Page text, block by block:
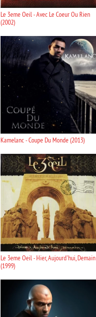
Le 3eme Oeil - Avec Le Coeur Ou Rien
(2002)
Kamelanc - Coupe Du Monde (2013)
Le 3eme Oeil - Hier, Aujourd'hui, Demain
(1999)